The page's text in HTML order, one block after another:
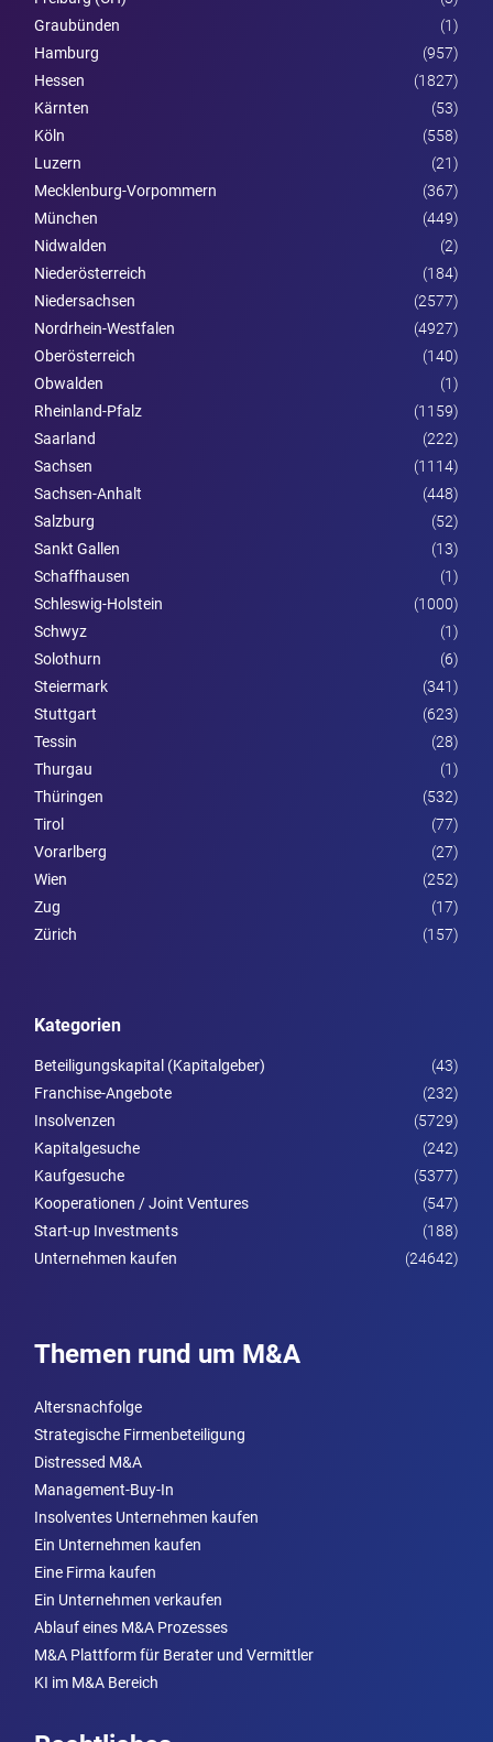
Graubünden
(1)
Hamburg
(957)
Hessen
(1827)
Kärnten
(53)
Köln
(558)
Luzern
(21)
Mecklenburg-Vorpommern
(367)
München
(449)
Nidwalden
(2)
Nieder­österreich
(184)
Niedersachsen
(2577)
Nordrhein-Westfalen
(4927)
Ober­österreich
(140)
Obwalden
(1)
Rheinland-Pfalz
(1159)
Saarland
(222)
Sachsen
(1114)
Sachsen-Anhalt
(448)
Salzburg
(52)
Sankt Gallen
(13)
Schaffhausen
(1)
Schleswig-Holstein
(1000)
Schwyz
(1)
Solothurn
(6)
Steier­mark
(341)
Stuttgart
(623)
Tessin
(28)
Thurgau
(1)
Thüringen
(532)
Tirol
(77)
Vorarl­berg
(27)
Wien
(252)
Zug
(17)
Zürich
(157)
Kategorien
Beteiligungskapital (Kapitalgeber)
(43)
Franchise-Angebote
(232)
Insolvenzen
(5729)
Kapitalgesuche
(242)
Kaufgesuche
(5377)
Kooperationen / Joint Ventures
(547)
Start-up Investments
(188)
Unternehmen kaufen
(24642)
Themen rund um M&A
Altersnachfolge
Strategische Firmenbeteiligung
Distressed M&A
Management-Buy-In
Insolventes Unternehmen kaufen
Ein Unternehmen kaufen
Eine Firma kaufen
Ein Unternehmen verkaufen
Ablauf eines M&A Prozesses
M&A Plattform für Berater und Vermittler
KI im M&A Bereich